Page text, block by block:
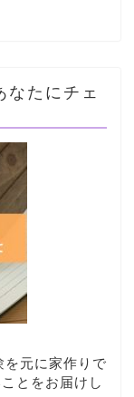
なたにチェ
を元に家作りで
とをお届けし